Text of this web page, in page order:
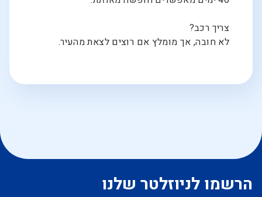
צריך רכב?
לא חובה, אך מומלץ אם רוצים לצאת מהעיר.
הרשמו לניוזלטר שלנו